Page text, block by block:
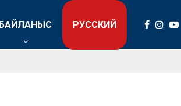
БАЙЛАНЫС РУССКИЙ